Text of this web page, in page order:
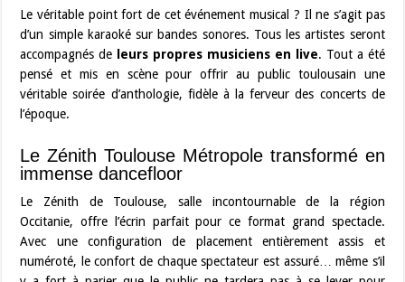
Le véritable point fort de cet événement musical ? Il ne s’agit pas
d’un simple karaoké sur bandes sonores. Tous les artistes seront
accompagnés de leurs propres musiciens en live. Tout a été
pensé et mis en scène pour offrir au public toulousain une
véritable soirée d’anthologie, fidèle à la ferveur des concerts de
l’époque.
Le Zénith Toulouse Métropole transformé en
immense dancefloor
Le Zénith de Toulouse, salle incontournable de la région
Occitanie, offre l’écrin parfait pour ce format grand spectacle.
Avec une configuration de placement entièrement assis et
numéroté, le confort de chaque spectateur est assuré… même s’il